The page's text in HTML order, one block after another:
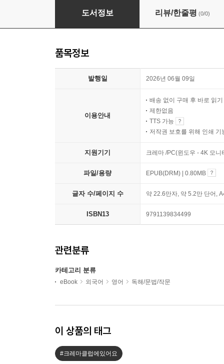
아마추어 도둑 / The Amateur Cracksman (영
도서정보 리뷰/한줄평 (0/0)
품목정보
발행일 2026년 06월 09일
이용안내
배송 없이 구매 후 바로 읽기
제한없음
TTS 가능
저작권 보호를 위해 인쇄 기
지원기기 크레마 /PC(윈도우 - 4K 모
파일/용량 EPUB(DRM) | 0.80MB
글자 수/페이지 수 약 22.6만자, 약 5.2만 단어,
ISBN13 9791139834499
관련분류
카테고리 분류
eBook 외국어 영어 독해/문법/작문
이 상품의 태그
#크레마클럽에있어요